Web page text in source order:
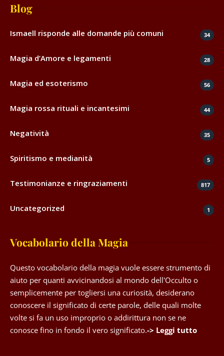
Blog
Ismaell risponde alle domande più comuni 34
Magia d’Amore e legamenti 28
Magia ed esoterismo 56
Magia rossa rituali e incantesimi 44
Negatività 35
Spiritismo e medianità 5
Testimonianze e ringraziamenti 817
Uncategorized 1
Vocabolario della Magia
Questo vocabolario della magia vuole essere strumento di
aiuto per quanti avvicinandosi al mondo dell'Occulto o
semplicemente per togliersi una curiosità, desiderano
conoscere il significato di certe parole, delle quali molte
volte si fa un uso improprio o addirittura non se ne
conosce fino in fondo il vero significato.-> Leggi tutto